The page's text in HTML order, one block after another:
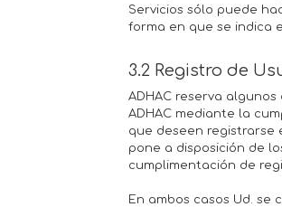
Servicios sólo puede
forma en que se indica
3.2 Registro de
ADHAC reserva
ADHAC mediante la
que deseen registrarse
pone a disposición de
cumplimentación de
En ambos casos Ud. se